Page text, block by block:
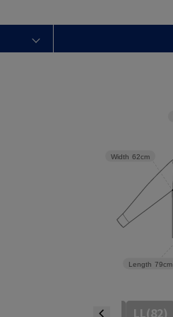
Length 79cm
Width 62cm
L(80) LL(82)